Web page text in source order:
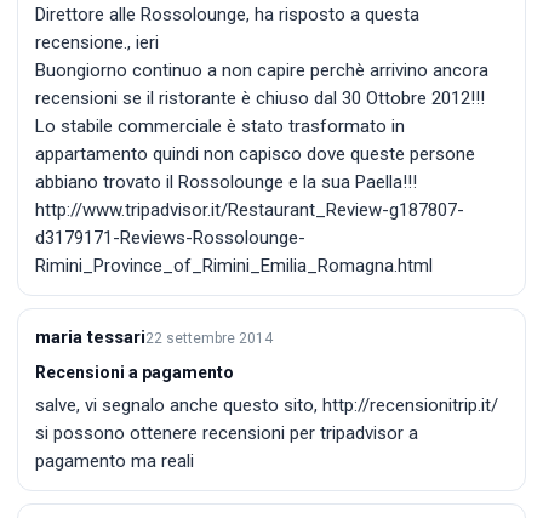
Direttore alle Rossolounge, ha risposto a questa
recensione., ieri
Buongiorno continuo a non capire perchè arrivino ancora
recensioni se il ristorante è chiuso dal 30 Ottobre 2012!!!
Lo stabile commerciale è stato trasformato in
appartamento quindi non capisco dove queste persone
abbiano trovato il Rossolounge e la sua Paella!!!
http://www.tripadvisor.it/Restaurant_Review-g187807-
d3179171-Reviews-Rossolounge-
Rimini_Province_of_Rimini_Emilia_Romagna.html
maria tessari22 settembre 2014
Recensioni a pagamento
salve, vi segnalo anche questo sito, http://recensionitrip.it/
si possono ottenere recensioni per tripadvisor a
pagamento ma reali